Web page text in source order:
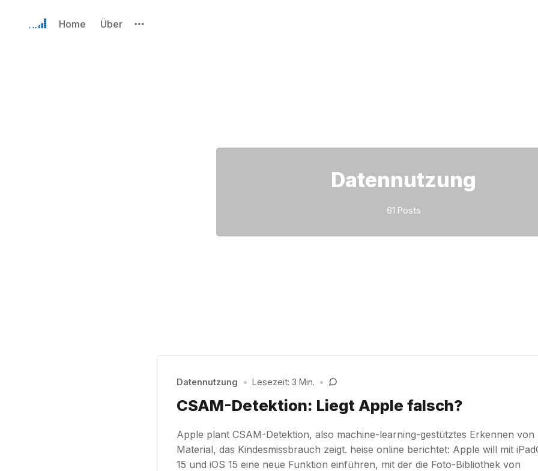
Home Über
Datennutzung
61 Posts
Datennutzung • Lesezeit: 3 Min. •
CSAM-Detektion: Liegt Apple falsch?
Apple plant CSAM-Detektion, also machine-learning-gestütztes Erkennen von
Material, das Kindesmissbrauch zeigt. heise online berichtet: Apple will mit
15 und iOS 15 eine neue Funktion einführen, mit der die Foto-Bibliothek von